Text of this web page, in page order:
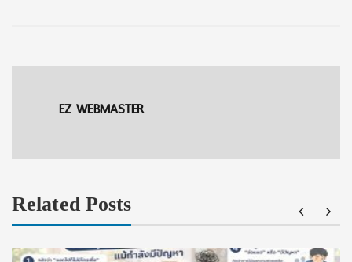
EZ WEBMASTER
Related Posts